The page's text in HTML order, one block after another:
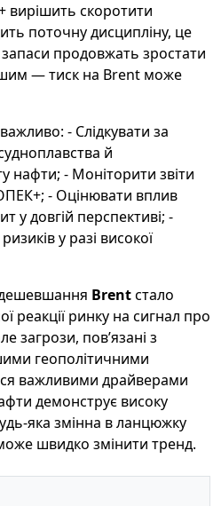
вирішить скоротити
поточну дисципліну, це
продовжать зростати
— тиск на Brent може
- Слідкувати за
й
нафти; - Моніторити звіти
- Оцінювати вплив
у довгій перспективі; -
у разі високої
Brentстало
реакції ринку на сигнал про
загрози, пов’язані з
геополітичними
важливими драйверами
демонструє високу
яка змінна в ланцюжку
швидко змінити тренд.